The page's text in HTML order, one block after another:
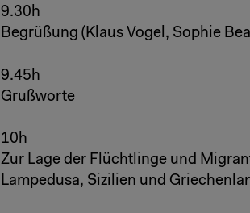
9.30h
Begrüßung (Klaus Vogel, Sophie
9.45h
Grußworte
10h
Zur Lage der Flüchtlinge und
Lampedusa, Sizilien und